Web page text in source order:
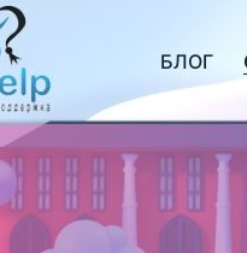
БЛОГ